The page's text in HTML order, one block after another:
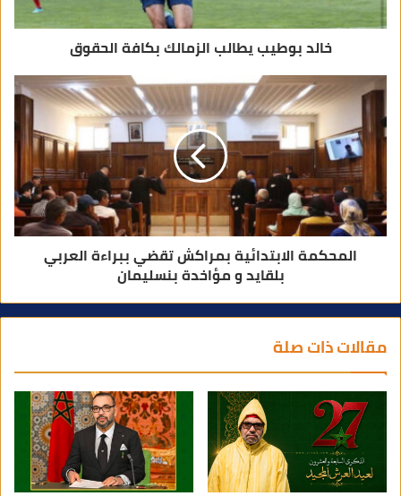
خالد بوطيب يطالب الزمالك بكافة الحقوق
المحكمة الابتدائية بمراكش تقضي ببراءة العربي
بلقايد و مؤاخدة بنسليمان
مقالات ذات صلة